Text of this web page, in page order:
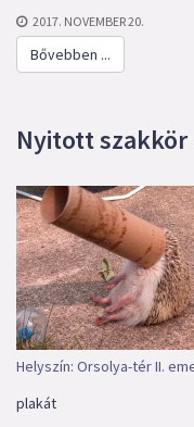
2017. NOVEMBER 20.
Bővebben ...
Nyitott szakkör
Helyszín: Orsolya-tér II.
plakát